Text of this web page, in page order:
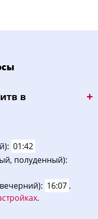
в
01:42
полуденный):
16:07 .
.